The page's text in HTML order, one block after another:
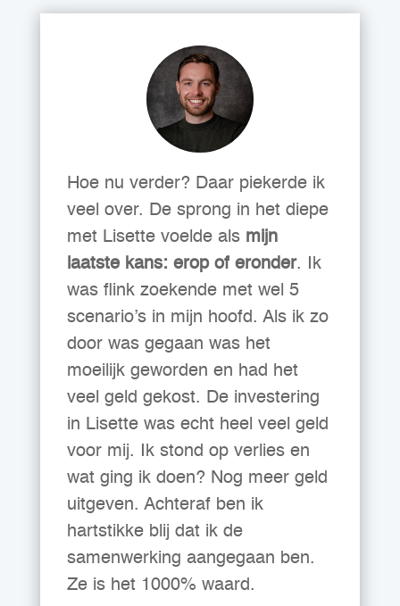
Hoe nu verder? Daar piekerde ik
veel over. De sprong in het diepe
met Lisette voelde als mijn
laatste kans: erop of eronder. Ik
was flink zoekende met wel 5
scenario’s in mijn hoofd. Als ik zo
door was gegaan was het
moeilijk geworden en had het
veel geld gekost. De investering
in Lisette was echt heel veel geld
voor mij. Ik stond op verlies en
wat ging ik doen? Nog meer geld
uitgeven. Achteraf ben ik
hartstikke blij dat ik de
samenwerking aangegaan ben.
Ze is het 1000% waard.